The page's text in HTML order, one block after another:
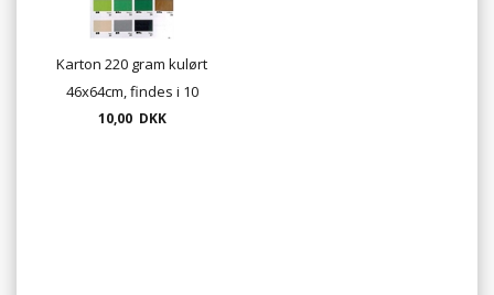
Karton 220 gram kulørt
46x64cm, findes i 10
farver
10,00 DKK